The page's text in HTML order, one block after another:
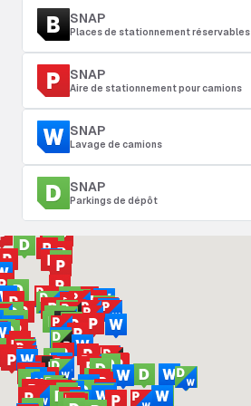
SNAP
Places de stationnement réservables
SNAP
Aire de stationnement pour camions
SNAP
Lavage de camions
SNAP
Parkings de dépôt